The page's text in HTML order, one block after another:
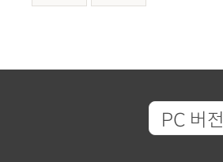
PC 버전